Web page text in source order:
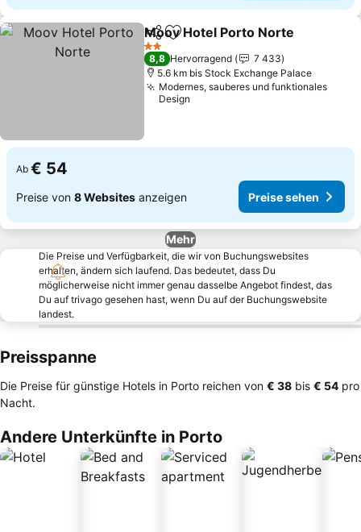
TeilenZu Favoriten hinzufügen
Moov Hotel Porto Norte
2 Sterne
8,8 Hervorragend
7 433
5.6 km bis Stock Exchange Palace
Modernes, sauberes und funktionales
Design
Ab € 54
Preise von 8 Websites anzeigen Preise sehen
Mehr
Die Preise und Verfügbarkeit, die wir von Buchungswebsites
erhalten, ändern sich laufend. Das bedeutet, dass Du
möglicherweise nicht immer genau dasselbe Angebot findest, das
Du auf trivago gesehen hast, wenn Du auf der Buchungswebsite
landest.
Preisspanne
Die Preise für günstige Hotels in Porto reichen von ‎€ 38 bis ‎€ 54 pro
Nacht.
Andere Unterkünfte in Porto